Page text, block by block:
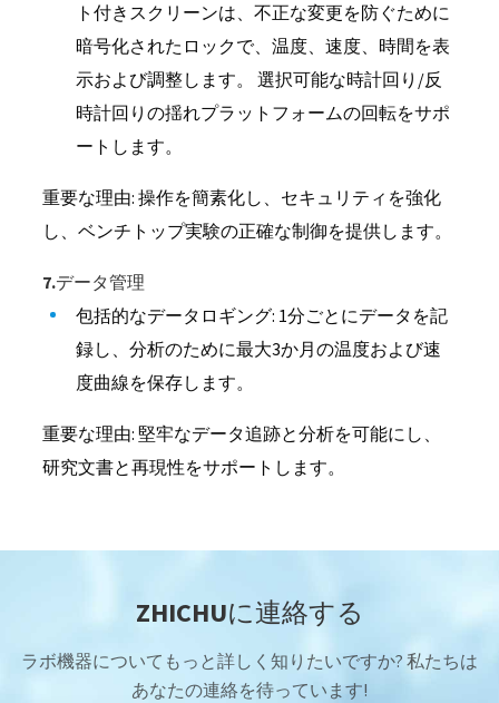
ト付きスクリーンは、不正な変更を防ぐために
暗号化されたロックで、温度、速度、時間を表
示および調整します。 選択可能な時計回り/反
時計回りの揺れプラットフォームの回転をサポ
ートします。
重要な理由: 操作を簡素化し、セキュリティを強化
し、ベンチトップ実験の正確な制御を提供します。
7.データ管理
包括的なデータロギング: 1分ごとにデータを記
録し、分析のために最大3か月の温度および速
度曲線を保存します。
重要な理由: 堅牢なデータ追跡と分析を可能にし、
研究文書と再現性をサポートします。
ZHICHUに連絡する
ラボ機器についてもっと詳しく知りたいですか? 私たちは
あなたの連絡を待っています!